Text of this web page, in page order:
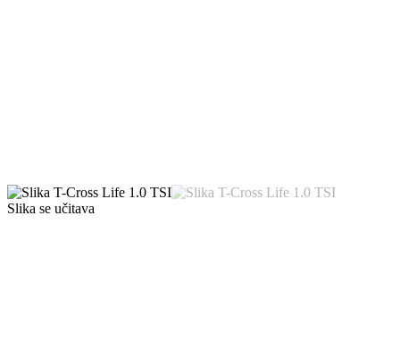
Slika se učitava